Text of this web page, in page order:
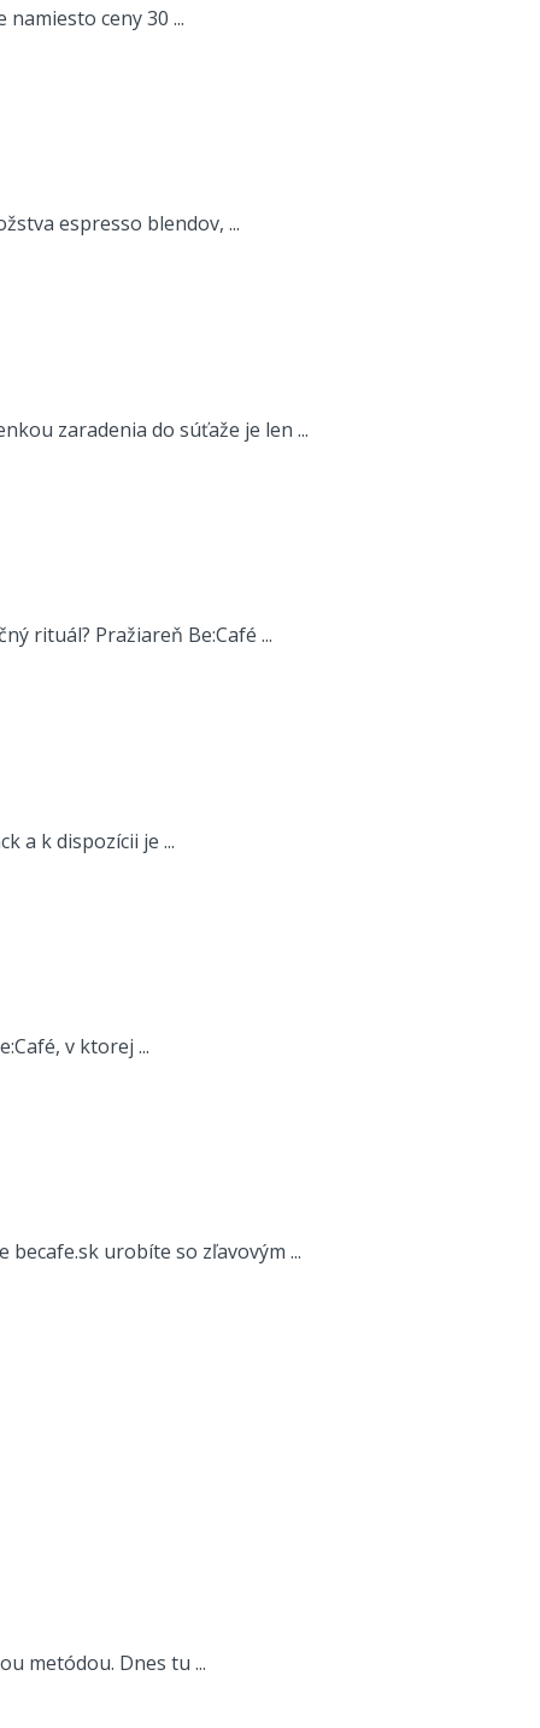
ceny 30 ...
espresso blendov, ...
zaradenia do súťaže je len ...
rituál? Pražiareň Be:Café ...
a k dispozícii je ...
v ktorej ...
urobíte so zľavovým ...
metódou. Dnes tu ...